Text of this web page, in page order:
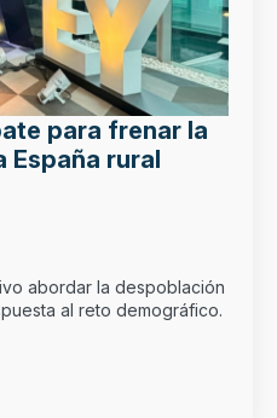
para frenar la
España rural
abordar la despoblación
al reto demográfico.